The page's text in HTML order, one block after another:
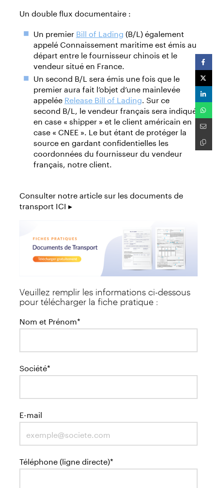
Un double flux documentaire :
Un premier Bill of Lading (B/L) également
appelé Connaissement maritime est émis au
départ entre le fournisseur chinois et le
vendeur situé en France.
Un second B/L sera émis une fois que le
premier aura fait l’objet d’une mainlevée
appelée Release Bill of Lading. Sur ce
second B/L, le vendeur français sera indiqué
en case « shipper » et le client américain en
case « CNEE ». Le but étant de protéger la
source en gardant confidentielles les
coordonnées du fournisseur du vendeur
français, notre client.
Consulter notre article sur les documents de
transport ICI ▸
Veuillez remplir les informations ci-dessous
pour télécharger la fiche pratique :
Nom et Prénom*
Société*
E-mail
Téléphone (ligne directe)*